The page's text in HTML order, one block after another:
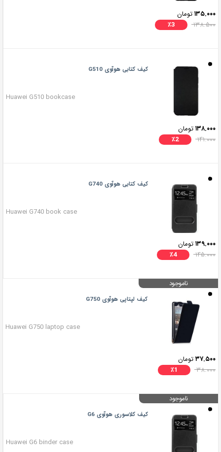
۱۳۵.۰۰۰تومان
٪3 ۱۳۸.۵۰۰
کیف کتابی هوآوی G510
Huawei G510 bookcase
۱۳۸.۰۰۰تومان
٪2 ۱۴۱.۰۰۰
کیف کتابی هوآوی G740
Huawei G740 book case
۱۳۹.۰۰۰تومان
٪4 ۱۴۵.۰۰۰
ناموجود
کیف لپتاپی هوآوی G750
Huawei G750 laptop case
۳۷.۵۰۰تومان
٪1 ۳۸.۰۰۰
ناموجود
کیف کلاسوری هوآوی G6
Huawei G6 binder case